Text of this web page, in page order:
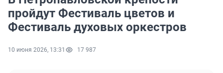
пройдут Фестиваль цветов и
Фестиваль духовых оркестров
10 июня 2026, 13:31 17 987